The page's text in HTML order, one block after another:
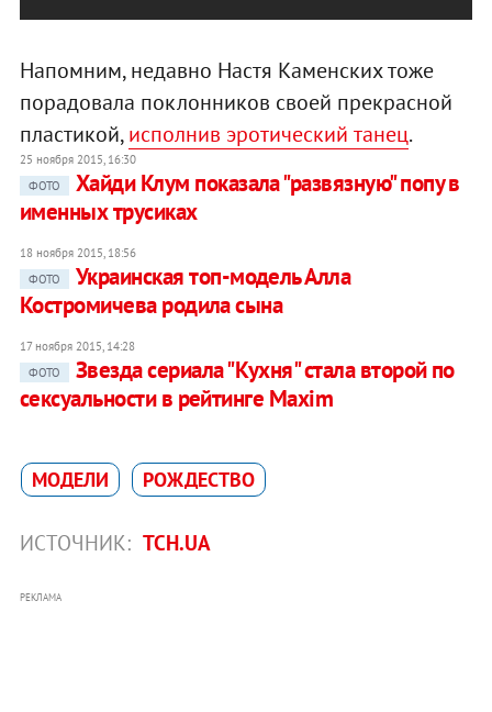
Напомним, недавно Настя Каменских тоже
порадовала поклонников своей прекрасной
пластикой,исполнив эротический танец.
25 ноября 2015, 16:30
ФОТО
Хайди Клум показала "развязную" попу в
именных трусиках
18 ноября 2015, 18:56
ФОТО
Украинская топ-модель Алла
Костромичева родила сына
17 ноября 2015, 14:28
ФОТО
Звезда сериала "Кухня" стала второй по
сексуальности в рейтинге Maxim
МОДЕЛИ РОЖДЕСТВО
ИСТОЧНИК: ТСН.UA
РЕКЛАМА